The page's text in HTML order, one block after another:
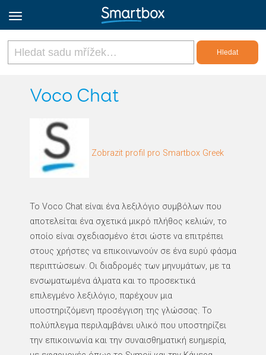
Online Grids
Zaregistrovat se
Voco Chat
Zobrazit profil pro Smartbox Greek
Το Voco Chat είναι ένα λεξιλόγιο συμβόλων που
αποτελείται ένα σχετικά μικρό πλήθος κελιών, το
οποίο είναι σχεδιασμένο έτσι ώστε να επιτρέπει
στους χρήστες να επικοινωνούν σε ένα ευρύ φάσμα
περιπτώσεων. Οι διαδρομές των μηνυμάτων, με τα
ενσωματωμένα άλματα και το προσεκτικά
επιλεγμένο λεξιλόγιο, παρέχουν μια
υποστηριζόμενη προσέγγιση της γλώσσας. Το
πολύπλεγμα περιλαμβάνει υλικό που υποστηρίζει
την επικοινωνία και την συναισθηματική ευημερία,